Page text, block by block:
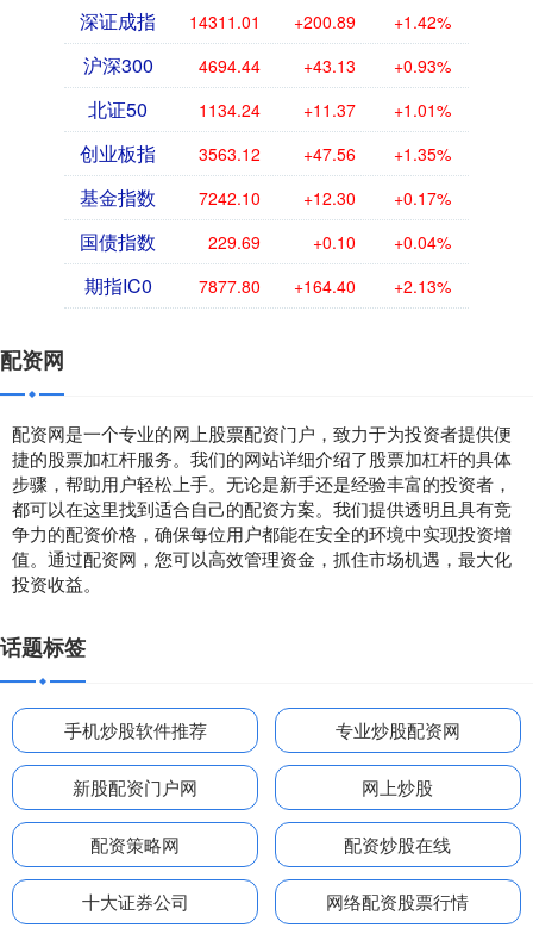
深证成指 14311.01 +200.89 +1.42%
沪深300 4694.44 +43.13 +0.93%
北证50 1134.24 +11.37 +1.01%
创业板指 3563.12 +47.56 +1.35%
基金指数 7242.10 +12.30 +0.17%
国债指数 229.69 +0.10 +0.04%
期指IC0 7877.80 +164.40 +2.13%
配资网
配资网是一个专业的网上股票配资门户，致力于为投资者提供便
捷的股票加杠杆服务。我们的网站详细介绍了股票加杠杆的具体
步骤，帮助用户轻松上手。无论是新手还是经验丰富的投资者，
都可以在这里找到适合自己的配资方案。我们提供透明且具有竞
争力的配资价格，确保每位用户都能在安全的环境中实现投资增
值。通过配资网，您可以高效管理资金，抓住市场机遇，最大化
投资收益。
话题标签
手机炒股软件推荐 专业炒股配资网
新股配资门户网 网上炒股
配资策略网 配资炒股在线
十大证券公司 网络配资股票行情